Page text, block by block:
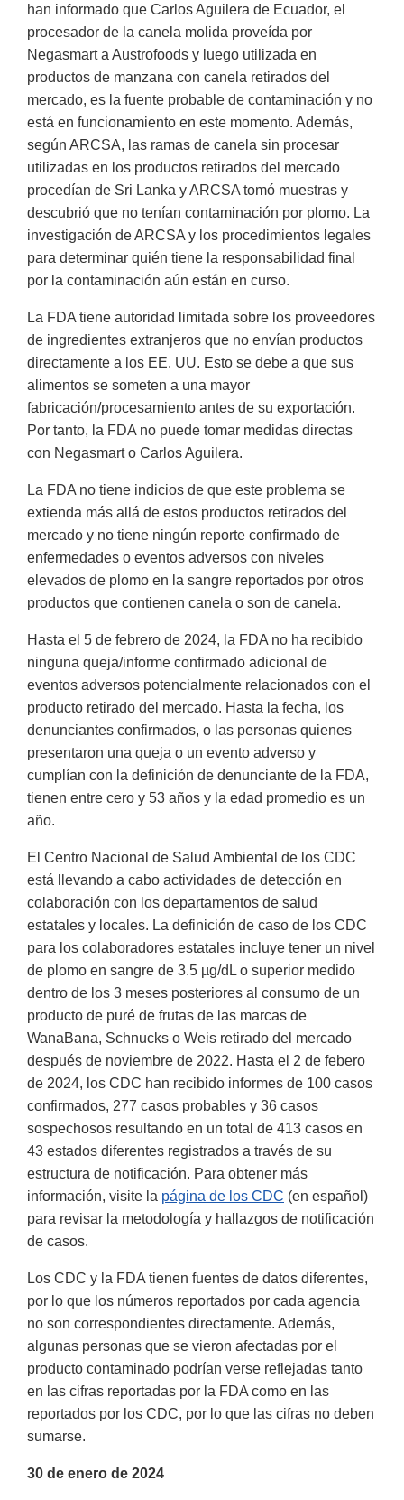
han informado que Carlos Aguilera de Ecuador, el
procesador de la canela molida proveída por
Negasmart a Austrofoods y luego utilizada en
productos de manzana con canela retirados del
mercado, es la fuente probable de contaminación y no
está en funcionamiento en este momento. Además,
según ARCSA, las ramas de canela sin procesar
utilizadas en los productos retirados del mercado
procedían de Sri Lanka y ARCSA tomó muestras y
descubrió que no tenían contaminación por plomo. La
investigación de ARCSA y los procedimientos legales
para determinar quién tiene la responsabilidad final
por la contaminación aún están en curso.
La FDA tiene autoridad limitada sobre los proveedores
de ingredientes extranjeros que no envían productos
directamente a los EE. UU. Esto se debe a que sus
alimentos se someten a una mayor
fabricación/procesamiento antes de su exportación.
Por tanto, la FDA no puede tomar medidas directas
con Negasmart o Carlos Aguilera.
La FDA no tiene indicios de que este problema se
extienda más allá de estos productos retirados del
mercado y no tiene ningún reporte confirmado de
enfermedades o eventos adversos con niveles
elevados de plomo en la sangre reportados por otros
productos que contienen canela o son de canela.
Hasta el 5 de febrero de 2024, la FDA no ha recibido
ninguna queja/informe confirmado adicional de
eventos adversos potencialmente relacionados con el
producto retirado del mercado. Hasta la fecha, los
denunciantes confirmados, o las personas quienes
presentaron una queja o un evento adverso y
cumplían con la definición de denunciante de la FDA,
tienen entre cero y 53 años y la edad promedio es un
año.
El Centro Nacional de Salud Ambiental de los CDC
está llevando a cabo actividades de detección en
colaboración con los departamentos de salud
estatales y locales. La definición de caso de los CDC
para los colaboradores estatales incluye tener un nivel
de plomo en sangre de 3.5 µg/dL o superior medido
dentro de los 3 meses posteriores al consumo de un
producto de puré de frutas de las marcas de
WanaBana, Schnucks o Weis retirado del mercado
después de noviembre de 2022. Hasta el 2 de febero
de 2024, los CDC han recibido informes de 100 casos
confirmados, 277 casos probables y 36 casos
sospechosos resultando en un total de 413 casos en
43 estados diferentes registrados a través de su
estructura de notificación. Para obtener más
información, visite la página de los CDC (en español)
para revisar la metodología y hallazgos de notificación
de casos.
Los CDC y la FDA tienen fuentes de datos diferentes,
por lo que los números reportados por cada agencia
no son correspondientes directamente. Además,
algunas personas que se vieron afectadas por el
producto contaminado podrían verse reflejadas tanto
en las cifras reportadas por la FDA como en las
reportados por los CDC, por lo que las cifras no deben
sumarse.
30 de enero de 2024